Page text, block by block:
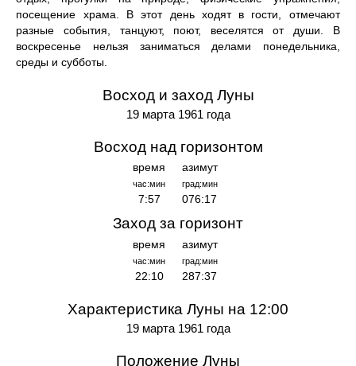
посещение храма. В этот день ходят в гости, отмечают
разные события, танцуют, поют, веселятся от души. В
воскресенье нельзя заниматься делами понедельника,
среды и субботы.
Восход и заход Луны
19 марта 1961 года
Восход над горизонтом
время
час:мин
7:57
азимут
град:мин
076:17
Заход за горизонт
время
час:мин
22:10
азимут
град:мин
287:37
Характеристика Луны на 12:00
19 марта 1961 года
Положение Луны